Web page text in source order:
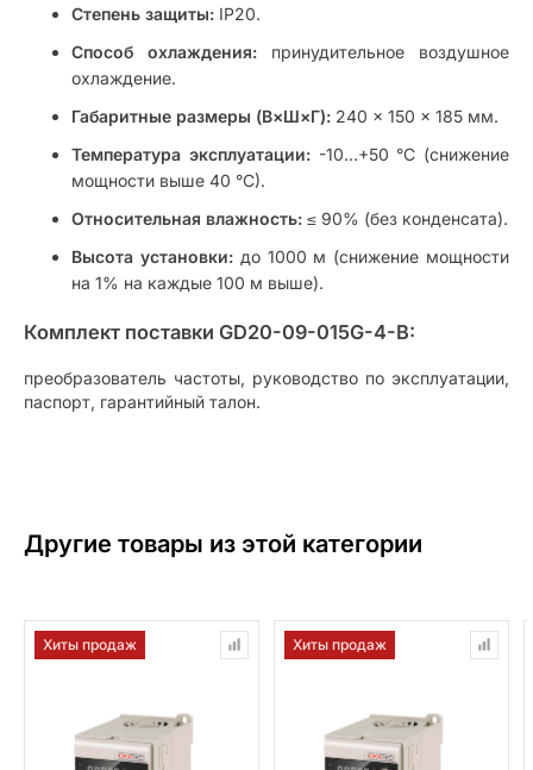
Степень защиты: IP20.
Способ охлаждения: принудительное воздушное
охлаждение.
Габаритные размеры (В×Ш×Г): 240 × 150 × 185 мм.
Температура эксплуатации:-10…+50 °C (снижение
мощности выше 40 °C).
Относительная влажность: ≤ 90% (без конденсата).
Высота установки:до 1000 м (снижение мощности
на 1% на каждые 100 м выше).
Комплект поставки GD20-09-015G-4-B:
преобразователь частоты, руководство по эксплуатации,
паспорт, гарантийный талон.
Другие товары из этой категории
Хиты продаж Хиты продаж